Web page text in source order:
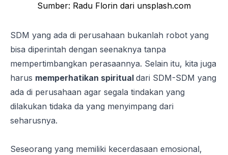
Sumber: Radu Florin dari unsplash.com
SDM yang ada di perusahaan bukanlah robot yang
bisa diperintah dengan seenaknya tanpa
mempertimbangkan perasaannya. Selain itu, kita juga
harus memperhatikan spiritual dari SDM-SDM yang
ada di perusahaan agar segala tindakan yang
dilakukan tidaka da yang menyimpang dari
seharusnya.
Seseorang yang memiliki kecerdasaan emosional,